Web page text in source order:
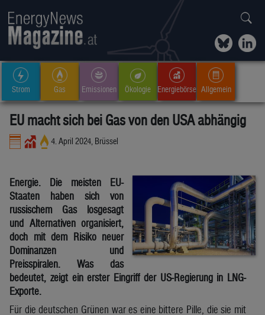
Strom Gas Emissionen Ökologie Energiebörse Allgemein
EU macht sich bei Gas von den USA abhängig
4. April 2024, Brüssel
Energie. Die meisten EU-
Staaten haben sich von
russischem Gas losgesagt
und Alternativen organisiert,
doch mit dem Risiko neuer
Dominanzen und
Preisspiralen. Was das
bedeutet, zeigt ein erster Eingriff der US-Regierung in LNG-
Exporte.
Für die deutschen Grünen war es eine bittere Pille, die sie mit